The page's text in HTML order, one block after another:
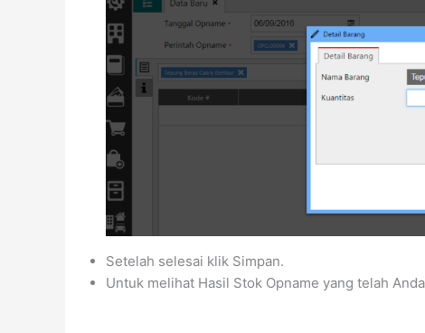
Setelah selesai klik Simpan.
Untuk melihat Hasil Stok Opname yang telah